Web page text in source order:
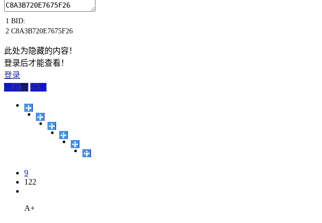
1
2
BID:
C8A3B720E7675F26
此处为隐藏的内容！
登录后才能查看！
登录
赞 0 赏 分享
9
122
A+